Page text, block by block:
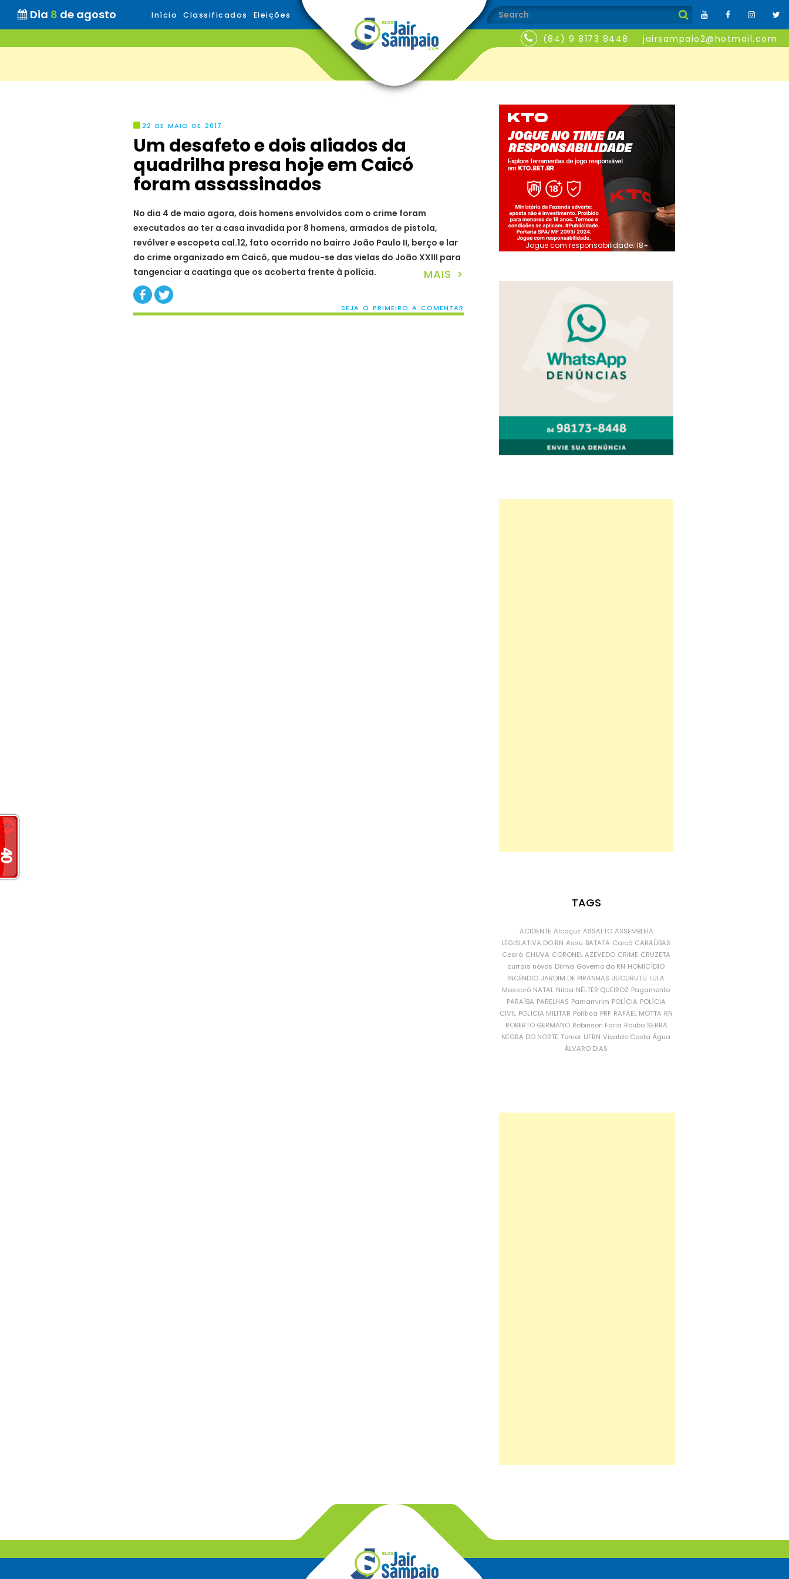
Dia 8 de agosto Início Classificados Eleições
(84) 9 8173 8448 jairsampaio2@hotmail.com
22 DE MAIO DE 2017
Um desafeto e dois aliados da
quadrilha presa hoje em Caicó
foram assassinados
No dia 4 de maio agora, dois homens envolvidos com o crime foram
executados ao ter a casa invadida por 8 homens, armados de pistola,
revólver e escopeta cal.12, fato ocorrido no bairro João Paulo II, berço e lar
do crime organizado em Caicó, que mudou-se das vielas do João XXIII para
tangenciar a caatinga que os acoberta frente à polícia.
MAIS >
SEJA O PRIMEIRO A COMENTAR
Jogue com responsabilidade. 18+
TAGS
ACIDENTE Alcaçuz ASSALTO ASSEMBLEIA
LEGISLATIVA DO RN Assu BATATA Caicó CARAÚBAS
Ceará CHUVA CORONEL AZEVEDO CRIME CRUZETA
currais novos Dilma Governo do RN HOMICÍDIO
INCÊNDIO JARDIM DE PIRANHAS JUCURUTU LULA
Mossoró NATAL Nilda NÉLTER QUEIROZ Pagamento
PARAÍBA PARELHAS Parnamirim POLÍCIA POLÍCIA
CIVIL POLÍCIA MILITAR Política PRF RAFAEL MOTTA RN
ROBERTO GERMANO Robinson Faria Roubo SERRA
NEGRA DO NORTE Temer UFRN Vivaldo Costa Água
ÁLVARO DIAS